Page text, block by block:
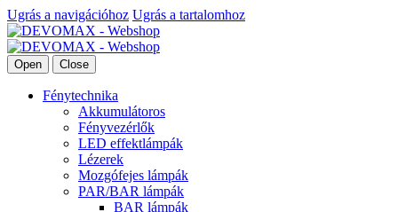
Ugrás a navigációhoz Ugrás a tartalomhoz
Open Close
Fénytechnika
Akkumulátoros
Fényvezérlők
LED effektlámpák
Lézerek
Mozgófejes lámpák
PAR/BAR lámpák
BAR lámpák